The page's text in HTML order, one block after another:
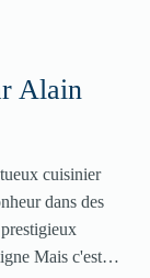
Alain
cuisinier
dans des
Mais c'est…